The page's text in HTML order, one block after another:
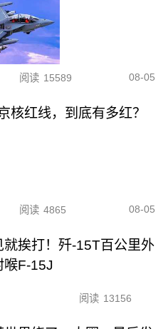
阅读 15589 08-05
核红线，到底有多红？
阅读 4865 08-05
就挨打！歼-15T百公里外
喉F-15J
阅读 13156